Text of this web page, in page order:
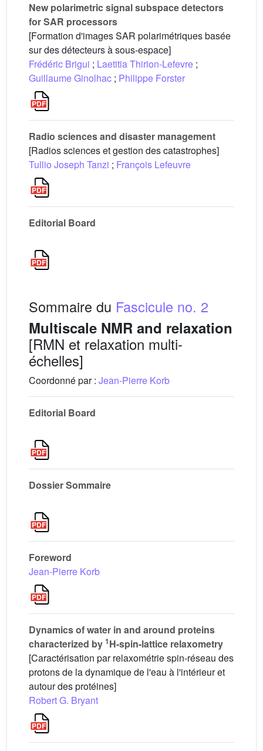
New polarimetric signal subspace detectors
for SAR processors
[Formation d'images SAR polarimétriques basée
sur des détecteurs à sous-espace]
Frédéric Brigui ; Laetitia Thirion-Lefevre ;
Guillaume Ginolhac ; Philippe Forster
Radio sciences and disaster management
[Radios sciences et gestion des catastrophes]
Tullio Joseph Tanzi ; François Lefeuvre
Editorial Board
Sommaire du Fascicule no. 2
Multiscale NMR and relaxation
[RMN et relaxation multi-
échelles]
Coordonné par : Jean-Pierre Korb
Editorial Board
Dossier Sommaire
Foreword
Jean-Pierre Korb
Dynamics of water in and around proteins
characterized by 1H-spin-lattice relaxometry
[Caractérisation par relaxométrie spin-réseau des
protons de la dynamique de l'eau à l'intérieur et
autour des protéines]
Robert G. Bryant